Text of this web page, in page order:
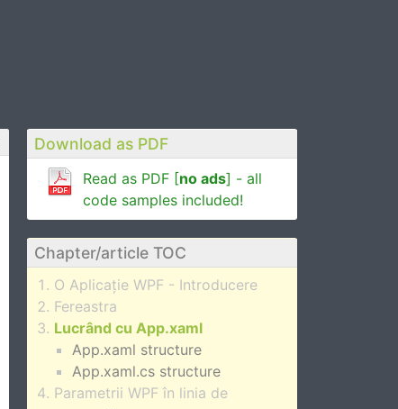
Download as PDF
Read as PDF [no ads] - all
code samples included!
Chapter/article TOC
O Aplicație WPF - Introducere
Fereastra
Lucrând cu App.xaml
App.xaml structure
App.xaml.cs structure
Parametrii WPF în linia de